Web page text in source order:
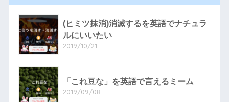
(ヒミツ抹消)消滅するを英語でナチュラ
ルにいいたい
2019/10/21
「これ豆な」を英語で言えるミーム
2019/09/08